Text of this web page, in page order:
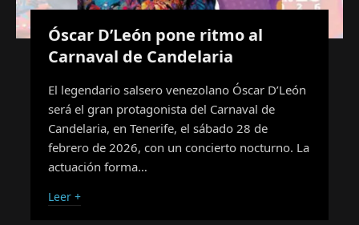
Óscar D’León pone ritmo al
Carnaval de Candelaria
El legendario salsero venezolano Óscar D’León
será el gran protagonista del Carnaval de
Candelaria, en Tenerife, el sábado 28 de
febrero de 2026, con un concierto nocturno. La
actuación forma…
Leer +